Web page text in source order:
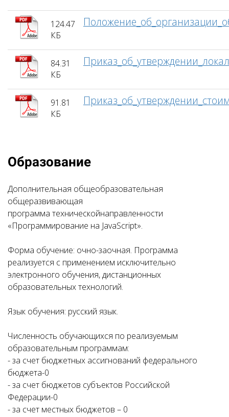
124.47
КБ
84.31
КБ
91.81
КБ
Образование
Дополнительная общеобразовательная
общеразвивающая
программа техническойнаправленности
«Программирование на JavaScript».
Форма обучение: очно-заочная. Программа
реализуется с применением исключительно
электронного обучения, дистанционных
образовательных технологий.
Язык обучения: русский язык.
Численность обучающихся по реализуемым
образовательным программам:
- за счет бюджетных ассигнований федерального
бюджета-0
- за счет бюджетов субъектов Российской
Федерации-0
- за счет местных бюджетов – 0